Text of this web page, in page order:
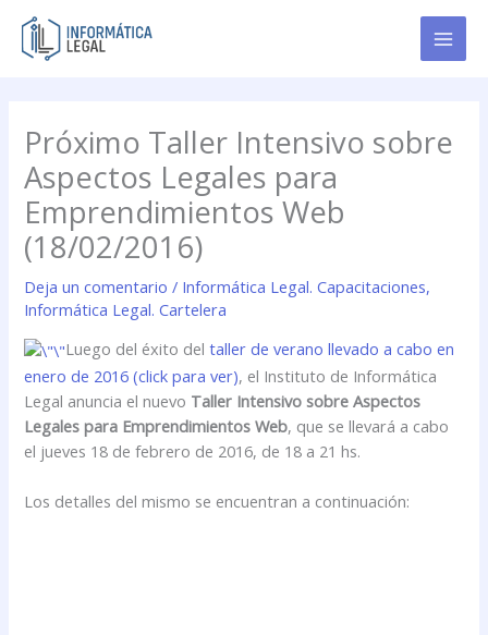
contenido
Próximo Taller Intensivo sobre
Aspectos Legales para
Emprendimientos Web
(18/02/2016)
Deja un comentario / Informática Legal. Capacitaciones,
Informática Legal. Cartelera
Luego del éxito deltaller de verano llevado a cabo en
enero de 2016 (click para ver), el Instituto de Informática
Legal anuncia el nuevo Taller Intensivo sobre Aspectos
Legales para Emprendimientos Web, que se llevará a cabo
el jueves 18 de febrero de 2016, de 18 a 21 hs.
Los detalles del mismo se encuentran a continuación: